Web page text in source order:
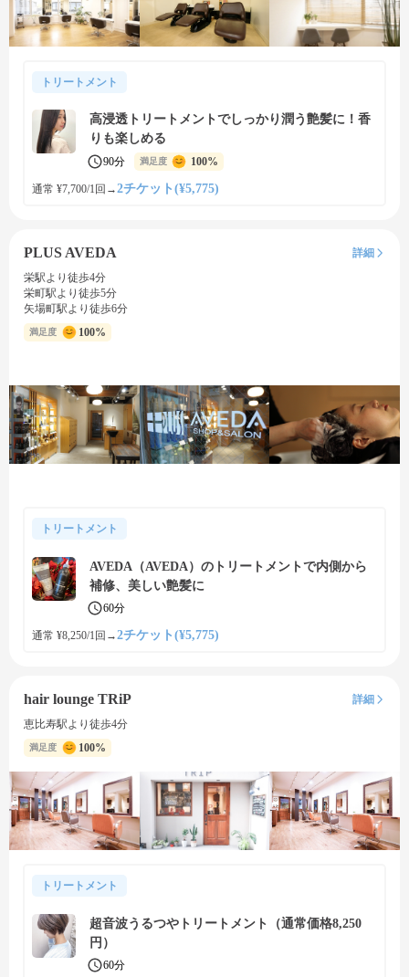
トリートメント
高浸透トリートメントでしっかり潤う艶髪に！香
りも楽しめる
90分 満足度 100%
通常 ¥7,700/1回 →2チケット(¥5,775)
PLUS AVEDA
詳細
栄駅より徒歩4分
栄町駅より徒歩5分
矢場町駅より徒歩6分
満足度 100%
トリートメント
AVEDA（AVEDA）のトリートメントで内側から
補修、美しい艶髪に
60分
通常 ¥8,250/1回 →2チケット(¥5,775)
hair lounge TRiP
詳細
恵比寿駅より徒歩4分
満足度 100%
トリートメント
超音波うるつやトリートメント（通常価格8,250
円）
60分